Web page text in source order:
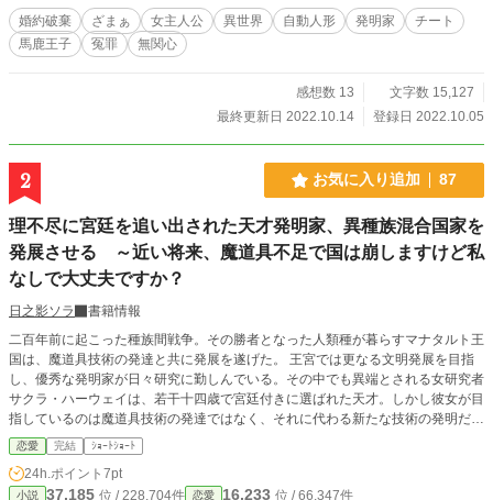
婚約破棄 ざまぁ 女主人公 異世界 自動人形 発明家
チート
馬鹿王子
冤罪 無関心
感想数 13
文字数 15,127
最終更新日 2022.10.14
登録日 2022.10.05
2 お気に入り追加 87
理不尽に宮廷を追い出された天才発明家、異種族混合国家を
発展させる ～近い将来、魔道具不足で国は崩しますけど私
なしで大丈夫ですか？
日之影ソラ
書籍情報
二百年前に起こった種族間戦争。その勝者となった人類種が暮らすマナタルト王
国は、魔道具技術の発達と共に発展を遂げた。 王宮では更なる文明発展を目指
し、優秀な発明家が日々研究に勤しんでいる。その中でも異端とされる女研究者
サクラ・ハーウェイは、若干十四歳で宮廷付きに選ばれた天才。しかし彼女が目
指しているのは魔道具技術の発達ではなく、それに代わる新たな技術の発明だっ
た。 魔道具と共に歩んできた国、魔道具を捨てると考え方を快く思わない者は
多い。故に彼女は同業の研究者から異端の変わり者と笑われていた。 いずれ必
ず、魔道具が足りなくなる時代が来る。 亡き父の代から言い続けたが、誰も信
恋愛 完結 ｼｮｰﾄｼｮｰﾄ
24h.ポイント 7pt
小説 37,185 位 / 228,704件 恋愛 16,233 位 / 66,347件